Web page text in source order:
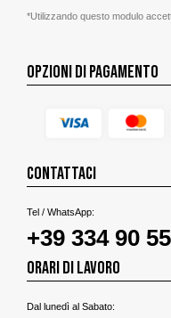
*Utilizzando questo modulo
OPZIONI DI PAGAMENTO
CONTATTACI
Tel / WhatsApp:
+39 334 90
ORARI DI LAVORO
Dal lunedì al Sabato: